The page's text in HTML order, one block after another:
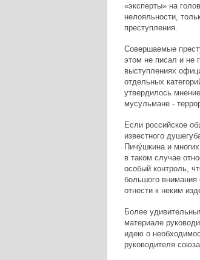
«эксперты» на
нелояльности,
преступления.
Совершаемые
этом не писал и не
выступлениях
отдельных
утвердилось
мусульмане -
Если российское
известного
Пичу́шкина и
в таком случае
особый контроль,
большого внимания
отнести к неким
Более
материале
идею о
руководителя